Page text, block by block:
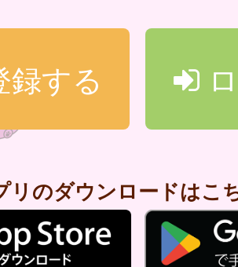
する
リのダウンロードはこ